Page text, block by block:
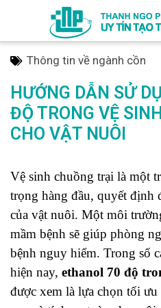
Thông tin về ngành cồn
HƯỚNG DẪN SỬ
ĐỘ TRONG VỆ
CHO VẬT NUÔI
Vệ sinh chuồng trại là một
trọng hàng đầu, quyết định
của vật nuôi. Một môi
mầm bệnh sẽ giúp phòng
bệnh nguy hiểm. Trong số
hiện nay, ethanol 70 độ
được xem là lựa chọn tối ưu